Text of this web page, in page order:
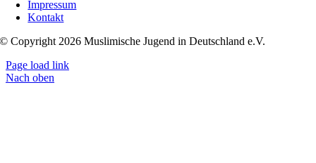
Impressum
Kontakt
© Copyright 2026 Muslimische Jugend in Deutschland e.V.
Page load link
Nach oben